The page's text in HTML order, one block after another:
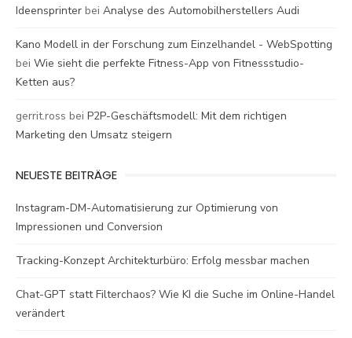
Ideensprinter bei Analyse des Automobilherstellers Audi
Kano Modell in der Forschung zum Einzelhandel - WebSpotting
bei Wie sieht die perfekte Fitness-App von Fitnessstudio-
Ketten aus?
gerrit.ross bei P2P-Geschäftsmodell: Mit dem richtigen
Marketing den Umsatz steigern
NEUESTE BEITRÄGE
Instagram-DM-Automatisierung zur Optimierung von
Impressionen und Conversion
Tracking-Konzept Architekturbüro: Erfolg messbar machen
Chat-GPT statt Filterchaos? Wie KI die Suche im Online-Handel
verändert